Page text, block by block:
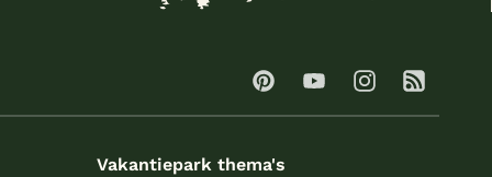
Vakantiepark thema's